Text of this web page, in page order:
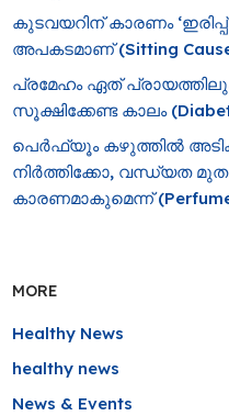
കുടവയറിന് കാരണം
അപകടമാണ് (Sitting
പ്രമേഹം ഏത് പ്രായത്തിലും
സൂക്ഷിക്കേണ്ട കാലം
പെർഫ്യൂം കഴുത്തിൽ
നിർത്തിക്കോ, വന്ധ്യത
കാരണമാകുമെന്ന് (Perfume
MORE
Healthy News
healthy news
News & Events